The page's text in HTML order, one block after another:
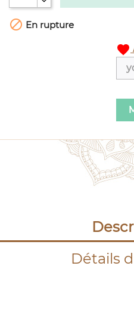
 En rupture
favorite
Détails